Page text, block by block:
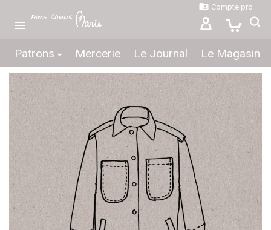
Patrons Mercerie Le Journal Le Magasin
 Compte pro
